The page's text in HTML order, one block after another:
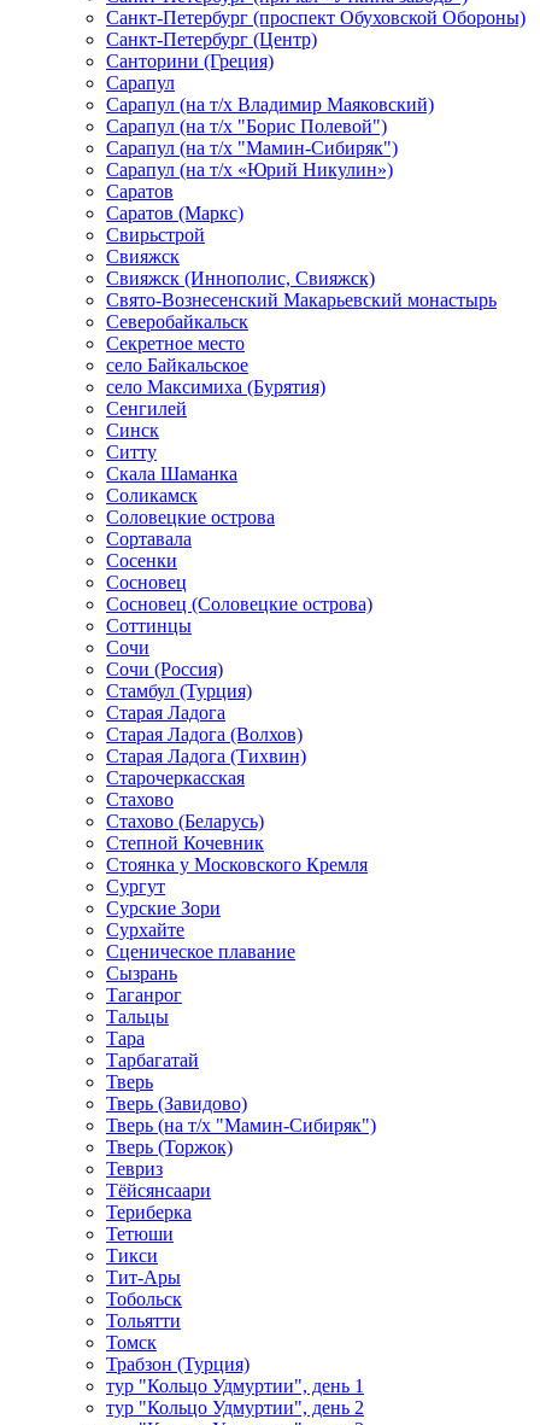
Санкт-Петербург (проспект Обуховской Обороны)
Санкт-Петербург (Центр)
Санторини (Греция)
Сарапул
Сарапул (на т/х Владимир Маяковский)
Сарапул (на т/х "Борис Полевой")
Сарапул (на т/х "Мамин-Сибиряк")
Сарапул (на т/х «Юрий Никулин»)
Саратов
Саратов (Маркс)
Свирьстрой
Свияжск
Свияжск (Иннополис, Свияжск)
Свято-Вознесенский Макарьевский монастырь
Северобайкальск
Секретное место
село Байкальское
село Максимиха (Бурятия)
Сенгилей
Синск
Ситту
Скала Шаманка
Соликамск
Соловецкие острова
Сортавала
Сосенки
Сосновец
Сосновец (Соловецкие острова)
Соттинцы
Сочи
Сочи (Россия)
Стамбул (Турция)
Старая Ладога
Старая Ладога (Волхов)
Старая Ладога (Тихвин)
Старочеркасская
Стахово
Стахово (Беларусь)
Степной Кочевник
Стоянка у Московского Кремля
Сургут
Сурские Зори
Сурхайте
Сценическое плавание
Сызрань
Таганрог
Тальцы
Тара
Тарбагатай
Тверь
Тверь (Завидово)
Тверь (на т/х "Мамин-Сибиряк")
Тверь (Торжок)
Тевриз
Тёйсянсаари
Териберка
Тетюши
Тикси
Тит-Ары
Тобольск
Тольятти
Томск
Трабзон (Турция)
тур "Кольцо Удмуртии", день 1
тур "Кольцо Удмуртии", день 2